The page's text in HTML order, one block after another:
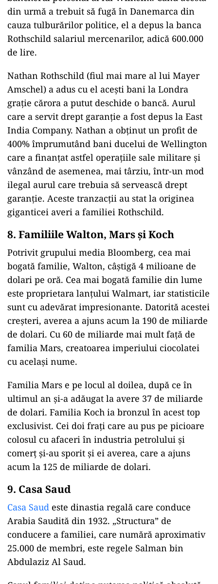
din urmă a trebuit să fugă în Danemarca din
cauza tulburărilor politice, el a depus la banca
Rothschild salariul mercenarilor, adică 600.000
de lire.
Nathan Rothschild (fiul mai mare al lui Mayer
Amschel) a adus cu el aceşti bani la Londra
graţie cărora a putut deschide o bancă. Aurul
care a servit drept garanţie a fost depus la East
India Company. Nathan a obţinut un profit de
400% împrumutând bani ducelui de Wellington
care a finanţat astfel operaţiile sale militare şi
vânzând de asemenea, mai târziu, într-un mod
ilegal aurul care trebuia să servească drept
garanţie. Aceste tranzacţii au stat la originea
giganticei averi a familiei Rothschild.
8. Familiile Walton, Mars și Koch
Potrivit grupului media Bloomberg, cea mai
bogată familie, Walton, câștigă 4 milioane de
dolari pe oră. Cea mai bogată familie din lume
este proprietara lanțului Walmart, iar statisticile
sunt cu adevărat impresionante. Datorită acestei
creșteri, averea a ajuns acum la 190 de miliarde
de dolari. Cu 60 de miliarde mai mult față de
familia Mars, creatoarea imperiului ciocolatei
cu același nume.
Familia Mars e pe locul al doilea, după ce în
ultimul an și-a adăugat la avere 37 de miliarde
de dolari. Familia Koch ia bronzul în acest top
exclusivist. Cei doi frați care au pus pe picioare
colosul cu afaceri în industria petrolului și
comerţ și-au sporit și ei averea, care a ajuns
acum la 125 de miliarde de dolari.
9. Casa Saud
Casa Saud este dinastia regală care conduce
Arabia Saudită din 1932. „Structura” de
conducere a familiei, care numără aproximativ
25.000 de membri, este regele Salman bin
Abdulaziz Al Saud.